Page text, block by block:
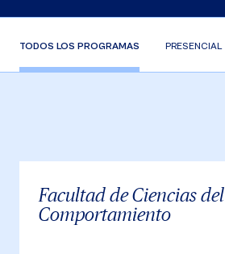
TODOS LOS PROGRAMAS PRESENCIAL
Facultad de Ciencias del
Comportamiento